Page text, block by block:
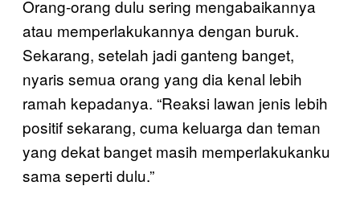
Orang-orang dulu sering mengabaikannya
atau memperlakukannya dengan buruk.
Sekarang, setelah jadi ganteng banget,
nyaris semua orang yang dia kenal lebih
ramah kepadanya. “Reaksi lawan jenis lebih
positif sekarang, cuma keluarga dan teman
yang dekat banget masih memperlakukanku
sama seperti dulu.”